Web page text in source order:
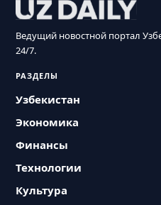
Ведущий новостной портал
24/7.
РАЗДЕЛЫ
Узбекистан
Экономика
Финансы
Технологии
Культура